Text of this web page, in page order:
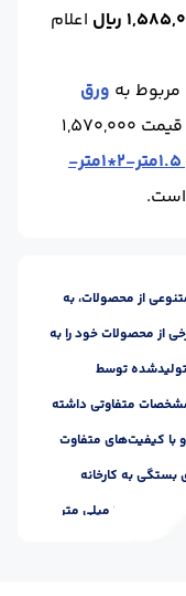
ریال
اعلام
ورق
، با قیمت 1,570,000
ورق روغنی 1.5متر-2*1متر-
از محصولات، به
از محصولات خود را به
توسط
متفاوتی داشته
با کیفیت‌های متفاوت
بستگی به کارخانه
سازنده و سایر ویژگی‌های آن دارد. یکی از انواع ورق‌ها، ورق 1.5 میلی متر